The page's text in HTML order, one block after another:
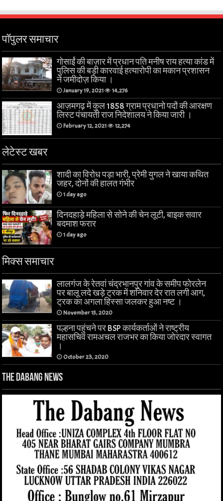
पॉपुलर समाचार
गोसाईं की बाज़ार में प्रधान पति मनीष राय हत्या कांड में
पुलिस की बड़ी कारवाई हत्यारोपी का मकान प्रशासन
ने जमीदोज़ किया ।
January 19, 2021 14,276
आज़मगढ़ में कुल 1858 ग्राम प्रधानो पदों की आरक्षण
लिस्ट पंचायती राज निदेशालय ने किया जारी ।
February 12, 2021 12,274
लेटेस्ट खबर
शादी का विरोध पड़ा भारी, प्रेमी युगल ने खाया कथित
जहर, दोनों की हालत गंभीर
1 day ago
दिनदहाड़े महिला से सोने की चेन लूटी, बाइक सवार
बदमाश फरार
1 day ago
मिक्स समाचार
लालगंज के रेतवां चंद्रभानपुर गांव के समीप फोरलेन
पर बालू लदे खड़े ट्रक में शनिवार देर रात लगी आग,
ट्रक का अगला हिस्सा जलकर हुआ नष्ट ।
November 15, 2020
पल्हना पहुंचने पर BSP कार्यकर्ताओं ने राष्ट्रीय
महासचिव रामअचल राजभर का किया जोरदार स्वागत
।
October 23, 2020
The Dabang News